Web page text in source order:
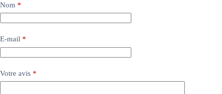
Nom *
E-mail *
Votre avis *